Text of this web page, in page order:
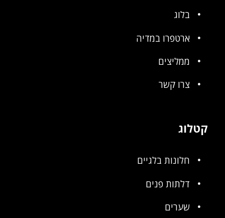
בלוג
ארטפרו במדיה
ממליצים
צרו קשר
קטלוג
חלונות בלגיים
דלתות פנים
שערים